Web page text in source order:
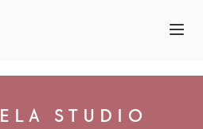
STUDIO